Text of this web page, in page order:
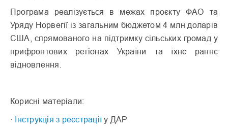
Програма реалізується в межах проєкту ФАО та
Уряду Норвегії із загальним бюджетом 4 млн доларів
США, спрямованого на підтримку сільських громад у
прифронтових регіонах України та їхнє раннє
відновлення.
Корисні матеріали:
· ‍ Інструкція з реєстраціїу ДАР